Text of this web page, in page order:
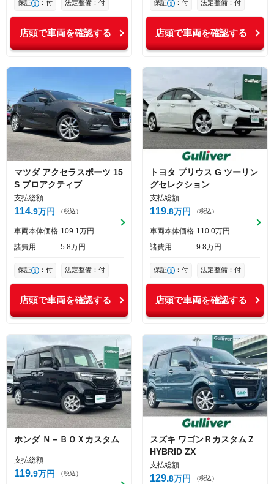
保証 ：付 法定整備：付
店頭で車両を確認する
保証 ：付 法定整備：付
店頭で車両を確認する
マツダ アクセラスポーツ 15
S プロアクティブ
支払総額
114 9万円 （税込）
車両本体価格 109 1万円
諸費用
5 8万円
保証 ：付 法定整備：付
店頭で車両を確認する
トヨタ プリウス G ツーリン
グセレクション
支払総額
119 8万円 （税込）
車両本体価格 110 0万円
諸費用
9 8万円
保証 ：付 法定整備：付
店頭で車両を確認する
ホンダ Ｎ－ＢＯＸカスタム
支払総額
119 9万円 （税込）
スズキ ワゴンＲカスタムＺ
HYBRID ZX
支払総額
129 8万円 （税込）